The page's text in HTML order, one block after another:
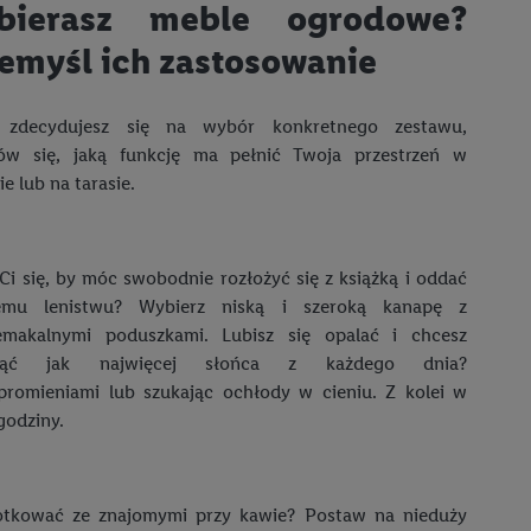
meble ogrodowe?
ich zastosowanie
zdecydujesz się na wybór konkretnego zestawu,
się, jaką funkcję ma pełnić Twoja przestrzeń w
lub na tarasie.
się, by móc swobodnie rozłożyć się z książką i oddać
lenistwu? Wybierz niską i szeroką kanapę z
poduszkami. Lubisz się opalać i chcesz
jak najwięcej słońca z każdego dnia?
lub szukając ochłody w cieniu. Z kolei w
ze znajomymi przy kawie? Postaw na nieduży
danych i prawo
prywatności.
cele
w formie słów
i
identyfikacja
za
cyfrowego i:
lub łączenia
ograniczonych
profili na potrzeby